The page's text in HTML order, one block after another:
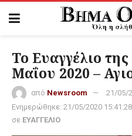
Το Ευαγγέλιο
Μαΐου 2020 –
από Newsroom
21/05/
Ενημερώθηκε: 21/05/2020 15:41:28
σε ΕΥΑΓΓΕΛΙΟ